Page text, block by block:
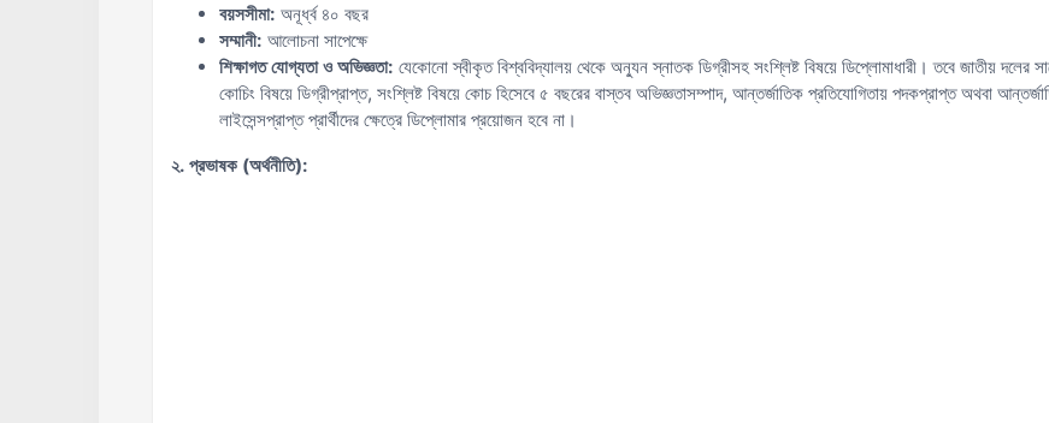
বয়সসীমা: অনূর্ধ্ব ৪০ বছর
সম্মানী: আলোচনা সাপেক্ষে
শিক্ষাগত যোগ্যতা ও অভিজ্ঞতা: যেকোনো স্বীকৃত বিশ্ববিদ্যালয় থেকে অন্যুন স্নাতক ডিগ্রীসহ সংশ্লিষ্ট বিষয়ে ডিপ্লোমাধারী। তবে জাতীয় দলের
কোচিং বিষয়ে ডিগ্রীপ্রাপ্ত, সংশ্লিষ্ট বিষয়ে কোচ হিসেবে ৫ বছরের বাস্তব অভিজ্ঞতাসম্পাদ, আন্তর্জাতিক প্রতিযোগিতায় পদকপ্রাপ্ত অথবা
লাইসেন্সপ্রাপ্ত প্রার্থীদের ক্ষেত্রে ডিপ্লোমার প্রয়োজন হবে না।
২. প্রভাষক (অর্থনীতি):